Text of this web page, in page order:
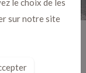
le choix de les
sur notre site